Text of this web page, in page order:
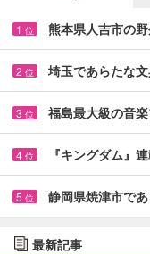
1 位 熊本県人吉市の
2 位 埼玉であらたな
3 位 福島最大級の音
4 位 『キングダム』
5 位 静岡県焼津市で
最新記事